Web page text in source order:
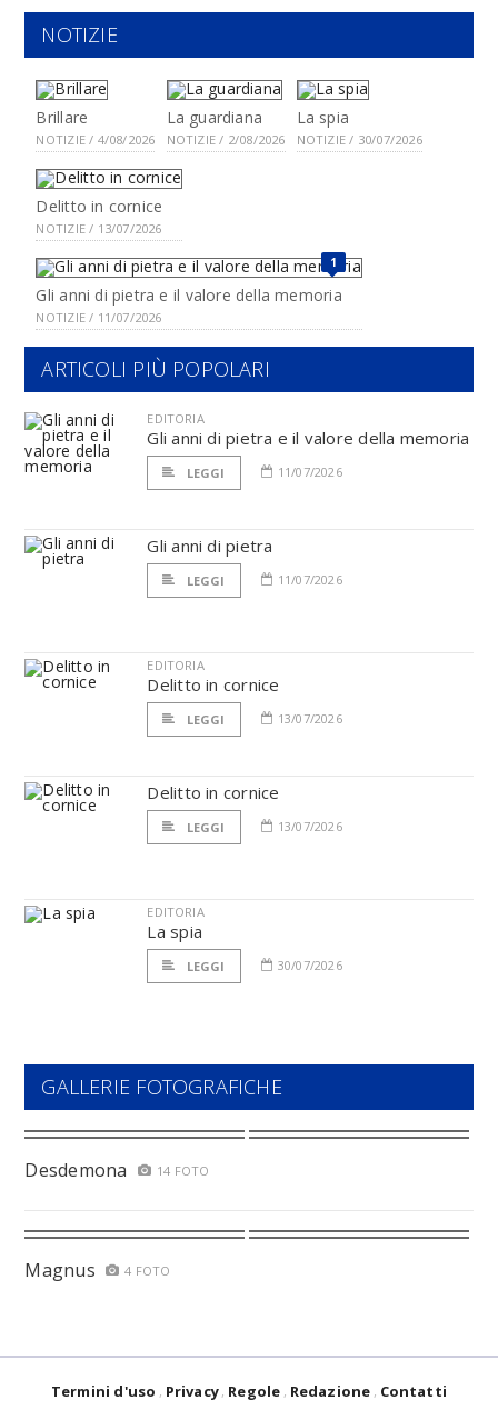
NOTIZIE
Brillare
NOTIZIE / 4/08/2026
La guardiana
NOTIZIE / 2/08/2026
La spia
NOTIZIE / 30/07/2026
Delitto in cornice
NOTIZIE / 13/07/2026
1
Gli anni di pietra e il valore della memoria
NOTIZIE / 11/07/2026
ARTICOLI PIÙ POPOLARI
EDITORIA
Gli anni di pietra e il valore della memoria
LEGGI 11/07/2026
Gli anni di pietra
LEGGI 11/07/2026
EDITORIA
Delitto in cornice
LEGGI 13/07/2026
Delitto in cornice
LEGGI 13/07/2026
EDITORIA
La spia
LEGGI 30/07/2026
GALLERIE FOTOGRAFICHE
Desdemona 14 FOTO
Magnus 4 FOTO
Termini d'uso Privacy Regole Redazione Contatti